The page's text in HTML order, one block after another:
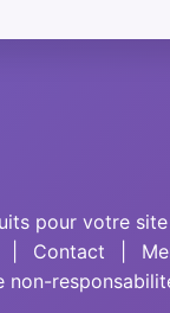
pour votre site
Contact
non-